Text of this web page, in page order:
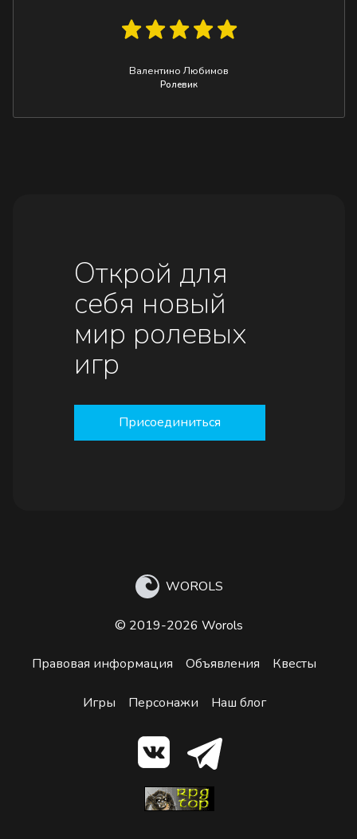
Валентино Любимов
Ролевик
Открой для
себя новый
мир ролевых
игр
Присоединиться
WOROLS
© 2019-2026 Worols
Правовая информация Объявления Квесты
Игры Персонажи Наш блог